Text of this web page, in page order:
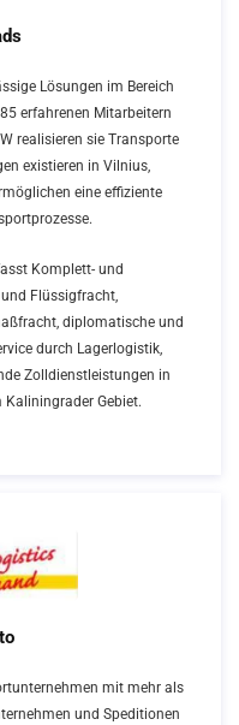
Lösungen im Bereich
erfahrenen Mitarbeitern
realisieren sie Transporte
existieren in Vilnius,
eine effiziente
Komplett- und
Flüssigfracht,
diplomatische und
durch Lagerlogistik,
Zolldienstleistungen in
Kaliningrader Gebiet.
mit mehr als
und Speditionen